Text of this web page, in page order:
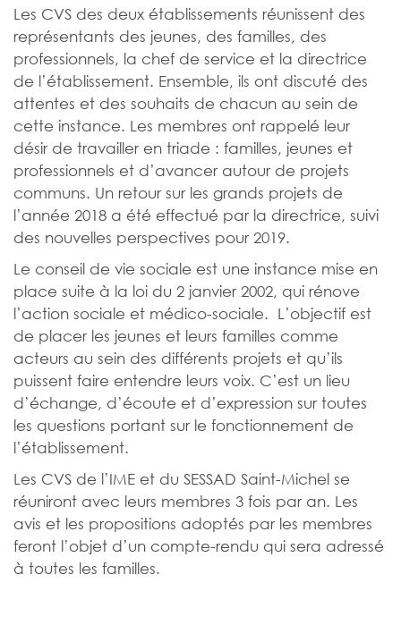
Les CVS des deux établissements réunissent des
représentants des jeunes, des familles, des
professionnels, la chef de service et la directrice
de l’établissement. Ensemble, ils ont discuté des
attentes et des souhaits de chacun au sein de
cette instance. Les membres ont rappelé leur
désir de travailler en triade : familles, jeunes et
professionnels et d’avancer autour de projets
communs. Un retour sur les grands projets de
l’année 2018 a été effectué par la directrice, suivi
des nouvelles perspectives pour 2019.
Le conseil de vie sociale est une instance mise en
place suite à la loi du 2 janvier 2002, qui rénove
l’action sociale et médico-sociale. L’objectif est
de placer les jeunes et leurs familles comme
acteurs au sein des différents projets et qu’ils
puissent faire entendre leurs voix. C’est un lieu
d’échange, d’écoute et d’expression sur toutes
les questions portant sur le fonctionnement de
l’établissement.
Les CVS de l’IME et du SESSAD Saint-Michel se
réuniront avec leurs membres 3 fois par an. Les
avis et les propositions adoptés par les membres
feront l’objet d’un compte-rendu qui sera adressé
à toutes les familles.